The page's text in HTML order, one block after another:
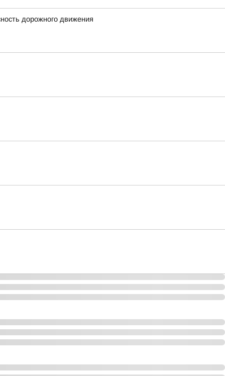
дорожного движения